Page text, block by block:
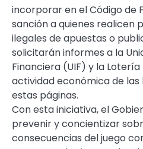
incorporar en el Código de
sanción a quienes realicen
ilegales de apuestas o
solicitarán informes a la
Financiera (UIF) y la
actividad económica de
estas páginas.
Con esta iniciativa, el
prevenir y concientizar
consecuencias del juego